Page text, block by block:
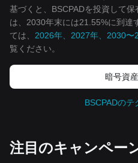
基づくと、BSCPADを投資して
は、2030年末には21.55%に到達
ては、 2026年、2027年、2030〜
覧ください。
暗号資
BSCPADのテ
注目のキャンペー